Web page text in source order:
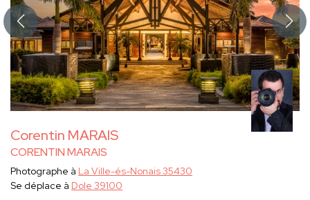
Corentin MARAIS
CORENTIN MARAIS
Photographe à La Ville-és-Nonais 35430
Se déplace à Dole 39100